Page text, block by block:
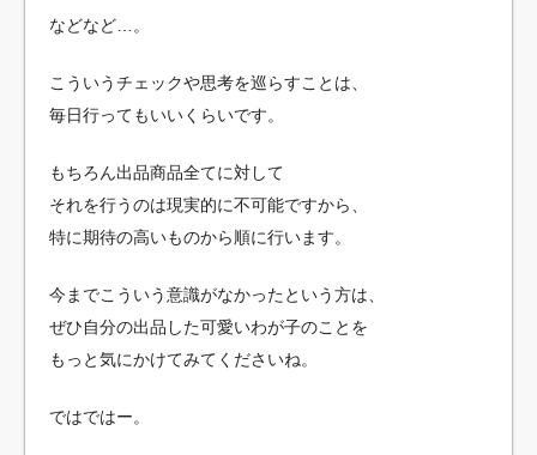
などなど…。
こういうチェックや思考を巡らすことは、
毎日行ってもいいくらいです。
もちろん出品商品全てに対して
それを行うのは現実的に不可能ですから、
特に期待の高いものから順に行います。
今までこういう意識がなかったという方は、
ぜひ自分の出品した可愛いわが子のことを
もっと気にかけてみてくださいね。
ではではー。